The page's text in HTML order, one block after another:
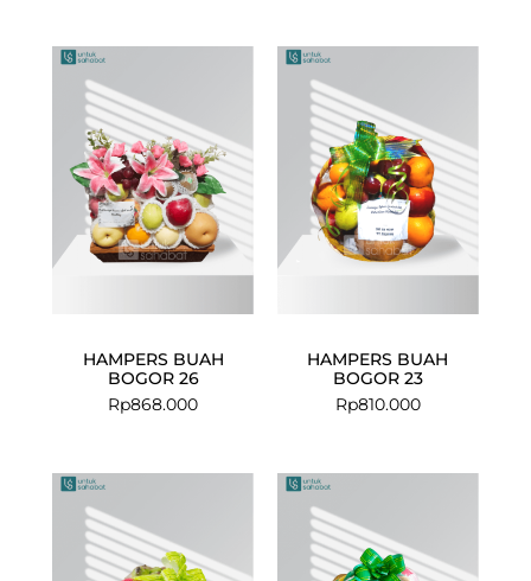
HAMPERS BUAH
BOGOR 26
Rp868.000
HAMPERS BUAH
BOGOR 23
Rp810.000